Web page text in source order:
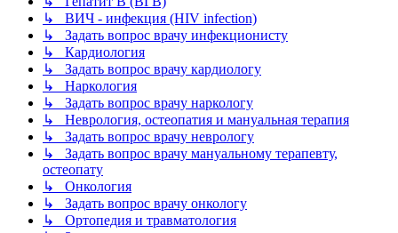
↳ ВИЧ - инфекция (HIV infection)
↳ Задать вопрос врачу инфекционисту
↳ Кардиология
↳ Задать вопрос врачу кардиологу
↳ Наркология
↳ Задать вопрос врачу наркологу
↳ Неврология, остеопатия и мануальная терапия
↳ Задать вопрос врачу неврологу
↳ Задать вопрос врачу мануальному терапевту,
остеопату
↳ Онкология
↳ Задать вопрос врачу онкологу
↳ Ортопедия и травматология